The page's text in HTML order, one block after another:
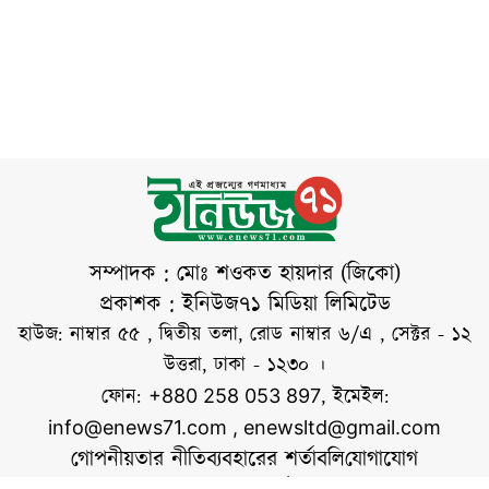
অনুযায়ী, নির্ধারিত
শব্দসীমা অতিক্রমের
অভিযোগে ১ হাজার
২৭৯টি মসজিদ এবং
১৯৯টি মন্দিরকে তাদের
সাউন্ড সিস্টেম
অপসারণের নির্দেশ
দেওয়া হয়েছে। পুলিশ
কর্মকর্তারা জানিয়েছেন,
কোনো নির্দিষ্ট ধর্মকে
সম্পাদক : মোঃ শওকত হায়দার (জিকো)
প্রকাশক : ইনিউজ৭১ মিডিয়া লিমিটেড
হাউজ: নাম্বার ৫৫ , দ্বিতীয় তলা, রোড নাম্বার ৬/এ , সেক্টর - ১২
উত্তরা, ঢাকা - ১২৩০ ।
ফোন: +880 258 053 897, ইমেইল:
info@enews71.com , enewsltd@gmail.com
গোপনীয়তার নীতিব্যবহারের শর্তাবলিযোগাযোগ